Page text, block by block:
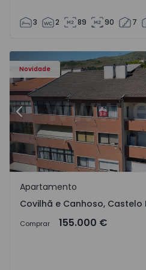
3 2 89 90 7
Novidade
- 18
Apartamento T2 Covilhã,
Anterior
Covilhã e Canhoso, Castelo
Apartamento
Covilhã e Canhoso, Castelo
Comprar 155.000 €